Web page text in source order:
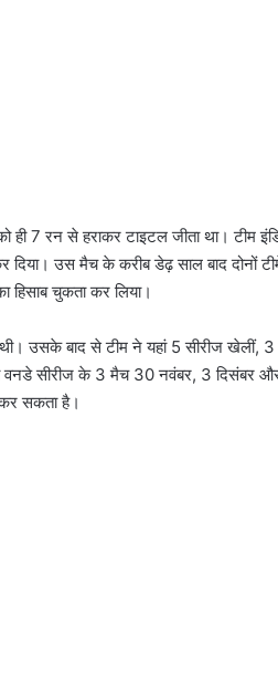
7 रन से हराकर टाइटल जीता था। टीम
दिया। उस मैच के करीब डेढ़ साल बाद दोनों
हिसाब चुकता कर लिया।
उसके बाद से टीम ने यहां 5 सीरीज खेलीं,
वनडे सीरीज के 3 मैच 30 नवंबर, 3 दिसंबर
सकता है।